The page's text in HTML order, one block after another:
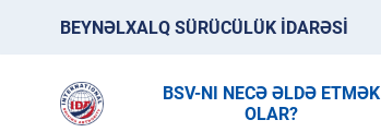
BEYNƏLXALQ SÜRÜCÜLÜK İDARƏSİ
BSV-NI NECƏ ƏLDƏ ETMƏK
OLAR?